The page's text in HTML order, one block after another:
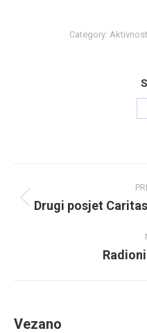
Category:
navigation
Drugi posjet
Vezano